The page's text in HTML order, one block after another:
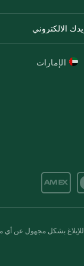
الإمارات
للإبلاغ بشكل مجهول عن أي